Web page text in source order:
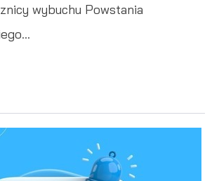
wybuchu Powstania